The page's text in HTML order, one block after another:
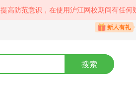
防范意识，在使用沪江网校期间有任何
搜索